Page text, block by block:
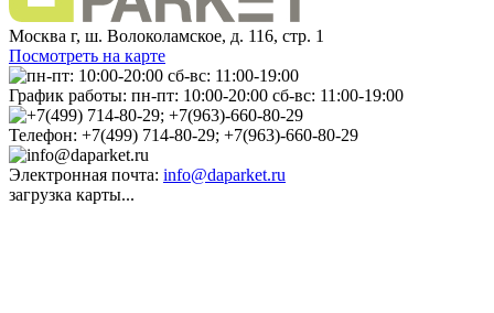
Москва г, ш. Волоколамское, д. 116, стр. 1
Посмотреть на карте
График работы: пн-пт: 10:00-20:00 сб-вс: 11:00-19:00
Телефон: +7(499) 714-80-29; +7(963)-660-80-29
Электронная почта: info@daparket.ru
загрузка карты...